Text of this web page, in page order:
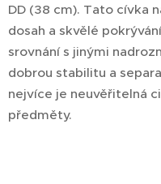
DD (38 cm). Tato cívka
dosah a skvělé
srovnání s jinými
dobrou stabilitu a
nejvíce je neuvěřitelná
předměty.